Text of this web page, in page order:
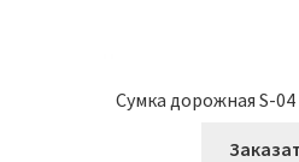
Сумка дорожная S-